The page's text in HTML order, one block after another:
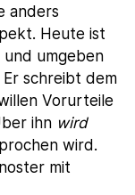
anders
Heute ist
umgeben
schreibt dem
Vorurteile
ihn wird
wird.
mit